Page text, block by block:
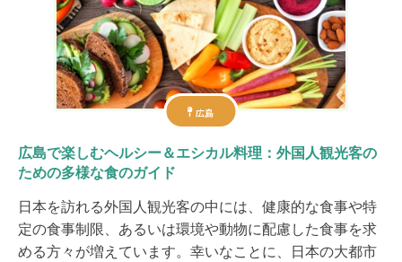
広島
広島で楽しむヘルシー＆エシカル料理：外国人観光客の
ための多様な食のガイド
日本を訪れる外国人観光客の中には、健康的な食事や特
定の食事制限、あるいは環境や動物に配慮した食事を求
める方々が増えています。幸いなことに、日本の大都市